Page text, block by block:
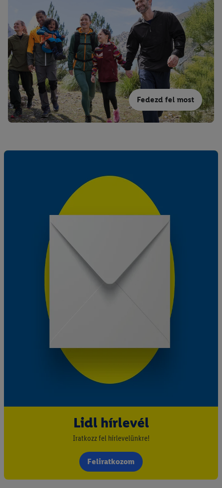
Fedezd fel most
Lidl hírlevél
Iratkozz fel hírlevelünkre!
Feliratkozom